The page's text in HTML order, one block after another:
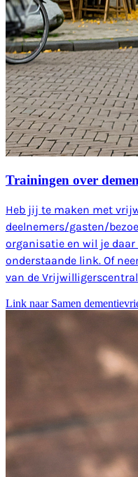
Trainingen over
Heb jij te maken met
deelnemers/gasten/
organisatie en wil je daar
onderstaande link. Of
van de
Link naar Samen